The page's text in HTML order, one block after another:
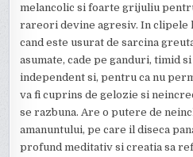
melancolic si foarte grijuliu
rareori devine agresiv. In clipele
cand este usurat de sarcina
asumate, cade pe ganduri, timid
independent si, pentru ca nu
va fi cuprins de gelozie si
se razbuna. Are o putere de
amanuntului, pe care il diseca
profund meditativ si creatia sa